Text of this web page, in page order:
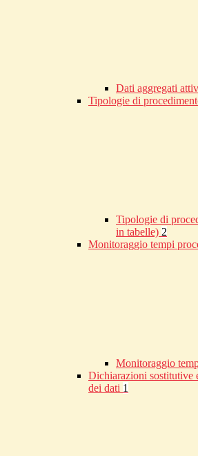
Dati aggregati
Tipologie di
Tipologie di
in tabelle) 2
Monitoraggio tempi
Monitoraggio
Dichiarazioni sostitutive
dei dati 1